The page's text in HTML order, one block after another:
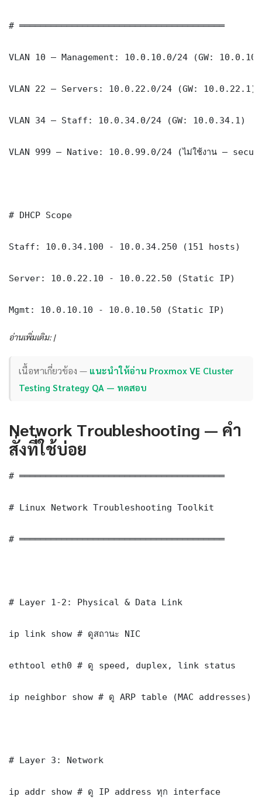
# ═══════════════════════════════════════
VLAN 10 — Management: 10.0.10.0/24 (GW:
VLAN 22 — Servers: 10.0.22.0/24 (GW: 10.0.22.1)
VLAN 34 — Staff: 10.0.34.0/24 (GW: 10.0.34.1)
VLAN 999 — Native: 10.0.99.0/24 (ไม่ใช้งาน —
# DHCP Scope
Staff: 10.0.34.100 - 10.0.34.250 (151 hosts)
Server: 10.0.22.10 - 10.0.22.50 (Static IP)
Mgmt: 10.0.10.10 - 10.0.10.50 (Static IP)
อ่านเพิ่มเติม: |
เนื้อหาเกี่ยวข้อง — แนะนำให้อ่าน Proxmox VE Cluster
Testing Strategy QA — ทดสอบ
Network Troubleshooting — คำ
สั่งที่ใช้บ่อย
# ═══════════════════════════════════════
# Linux Network Troubleshooting Toolkit
# ═══════════════════════════════════════
# Layer 1-2: Physical & Data Link
ip link show # ดูสถานะ NIC
ethtool eth0 # ดู speed, duplex, link status
ip neighbor show # ดู ARP table (MAC addresses)
# Layer 3: Network
ip addr show # ดู IP address ทุก interface